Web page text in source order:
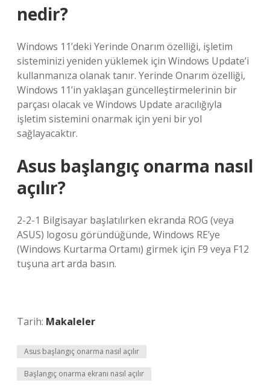
nedir?
Windows 11’deki Yerinde Onarım özelliği, işletim
sisteminizi yeniden yüklemek için Windows Update’i
kullanmanıza olanak tanır. Yerinde Onarım özelliği,
Windows 11’in yaklaşan güncelleştirmelerinin bir
parçası olacak ve Windows Update aracılığıyla
işletim sistemini onarmak için yeni bir yol
sağlayacaktır.
Asus başlangıç onarma nasıl
açılır?
2-2-1 Bilgisayar başlatılırken ekranda ROG (veya
ASUS) logosu göründüğünde, Windows RE’ye
(Windows Kurtarma Ortamı) girmek için F9 veya F12
tuşuna art arda basın.
Tarih: Makaleler
Asus başlangıç onarma nasıl açılır
Başlangıç onarma ekranı nasıl açılır